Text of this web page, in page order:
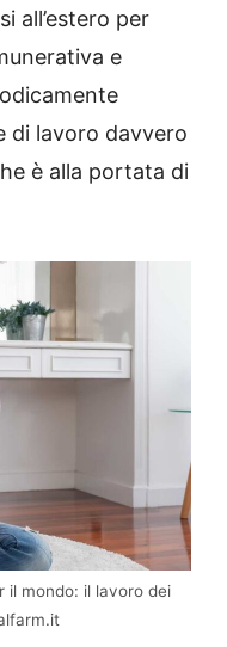
all’estero per
e
di lavoro davvero
è alla portata di
il mondo: il lavoro dei